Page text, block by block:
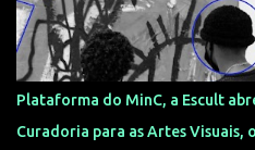
Plataforma do MinC, a Escult
Curadoria para as Artes